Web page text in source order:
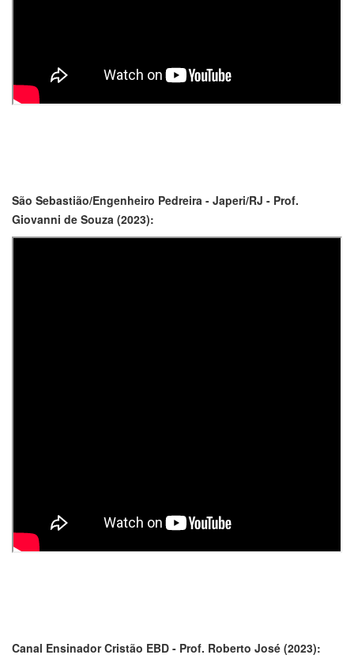
São Sebastião/Engenheiro Pedreira - Japeri/RJ - Prof.
Giovanni de Souza (2023):
Canal Ensinador Cristão EBD - Prof. Roberto José (2023):